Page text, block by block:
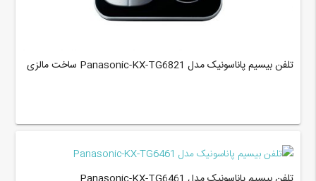
تلفن بیسیم پاناسونیک مدل Panasonic-KX-TG6821 ساخت مالزی